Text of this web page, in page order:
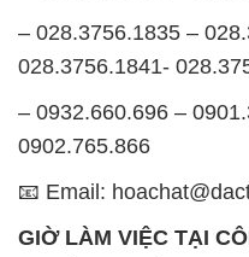
– 028.3756.1835 –
028.3756.1841-
– 0932.660.696 –
0902.765.866
📧 Email:
GIỜ LÀM VIỆC TẠI